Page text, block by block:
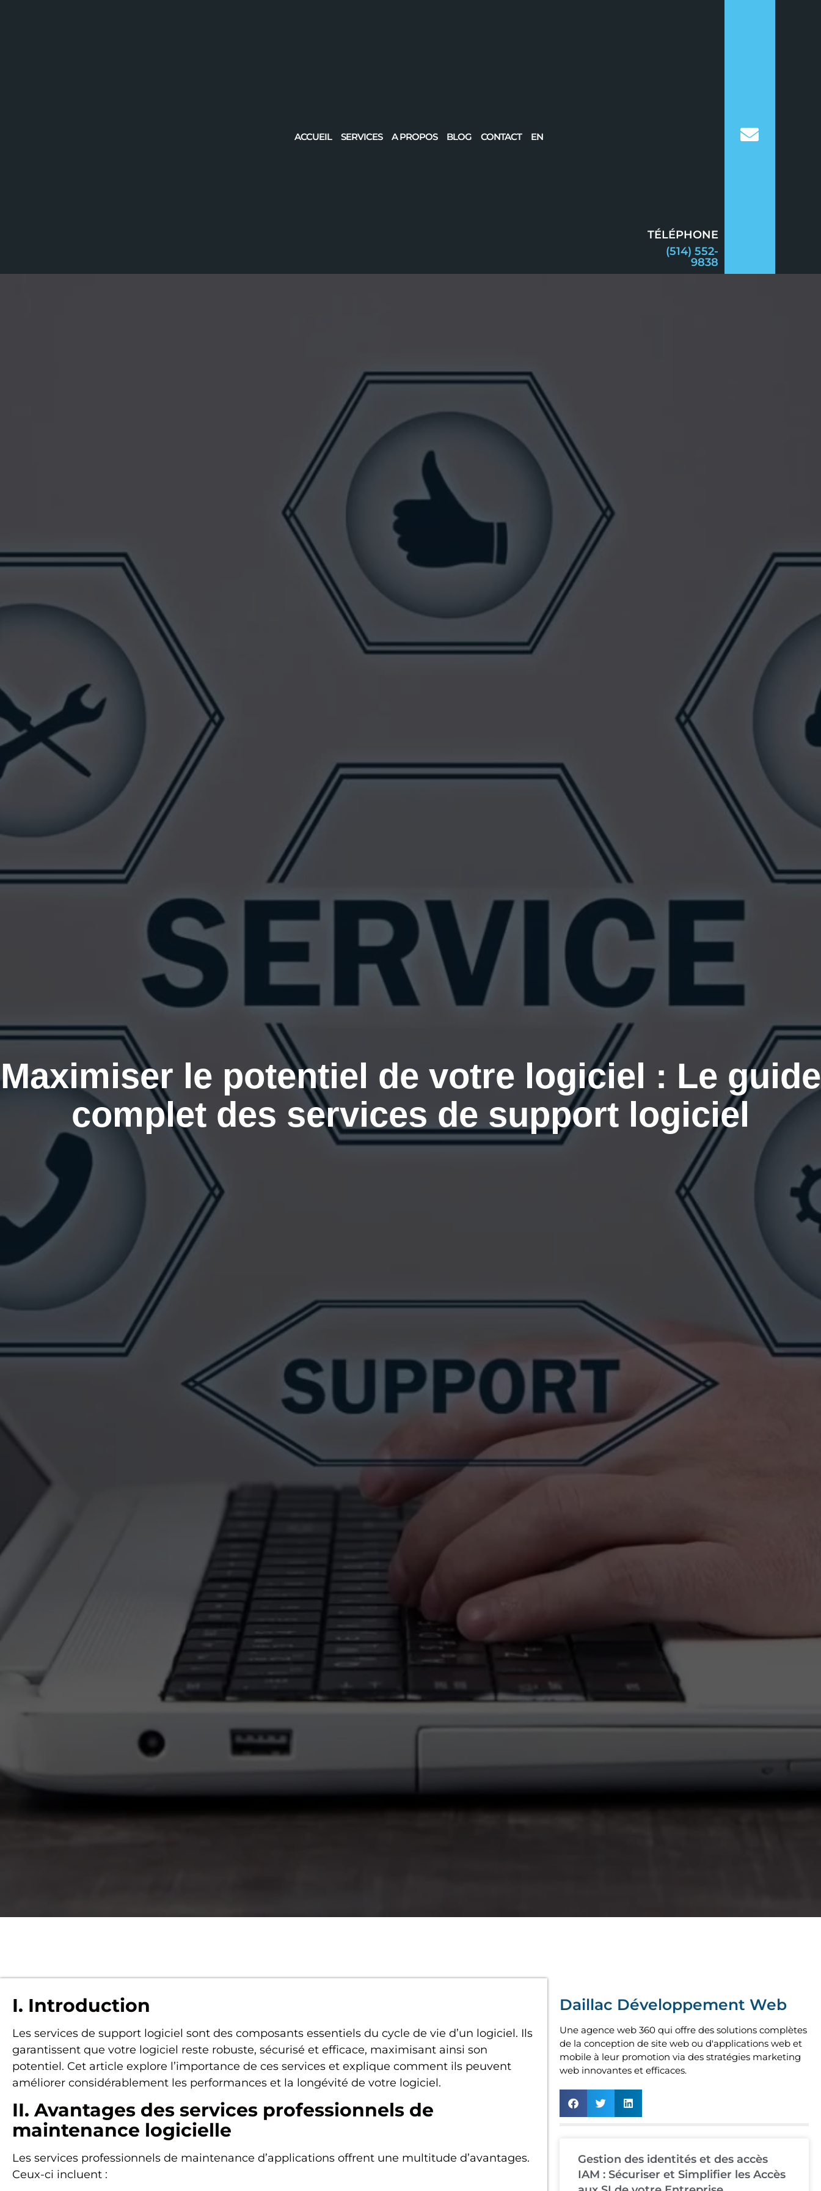
ACCUEIL SERVICES A PROPOS BLOG CONTACT EN
TÉLÉPHONE
(514) 552-
9838
Maximiser le potentiel de votre logiciel : Le guide
complet des services de support logiciel
I. Introduction
Les services de support logiciel sont des composants essentiels du cycle de vie d’un logiciel. Ils
garantissent que votre logiciel reste robuste, sécurisé et efficace, maximisant ainsi son
potentiel. Cet article explore l’importance de ces services et explique comment ils peuvent
améliorer considérablement les performances et la longévité de votre logiciel.
II. Avantages des services professionnels de
maintenance logicielle
Les services professionnels de maintenance d’applications offrent une multitude d’avantages.
Ceux-ci incluent :
Daillac Développement Web
Une agence web 360 qui offre des solutions complètes
de la conception de site web ou d'applications web et
mobile à leur promotion via des stratégies marketing
web innovantes et efficaces.
Gestion des identités et des accès
IAM : Sécuriser et Simplifier les Accès